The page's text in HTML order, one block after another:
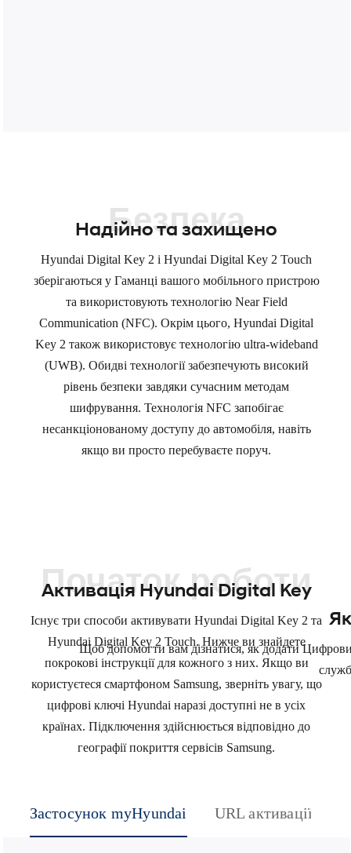
Щоб допомогти вам дізнатися, як додати
Безпека
Надійно та захищено
Hyundai Digital Key 2 і Hyundai Digital Key 2 Touch
зберігаються у Гаманці вашого мобільного пристрою
та використовують технологію Near Field
Communication (NFC). Окрім цього, Hyundai Digital
Key 2 також використовує технологію ultra-wideband
(UWB). Обидві технології забезпечують високий
рівень безпеки завдяки сучасним методам
шифрування. Технологія NFC запобігає
несанкціонованому доступу до автомобіля, навіть
якщо ви просто перебуваєте поруч.
Початок роботи
Активація Hyundai Digital Key
Існує три способи активувати Hyundai Digital Key 2 та
Hyundai Digital Key 2 Touch. Нижче ви знайдете
покрокові інструкції для кожного з них. Якщо ви
користуєтеся смартфоном Samsung, зверніть увагу, що
цифрові ключі Hyundai наразі доступні не в усіх
країнах. Підключення здійснюється відповідно до
географії покриття сервісів Samsung.
Застосунок myHyundai URL активації